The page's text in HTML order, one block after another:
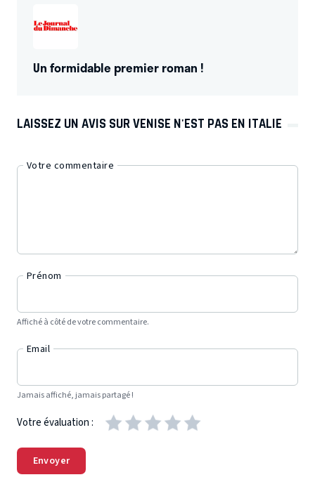
Un formidable premier roman !
LAISSEZ UN AVIS SUR VENISE N'EST PAS EN ITALIE
Votre commentaire
Prénom
Affiché à côté de votre commentaire.
Email
Jamais affiché, jamais partagé !
Votre évaluation :
Envoyer